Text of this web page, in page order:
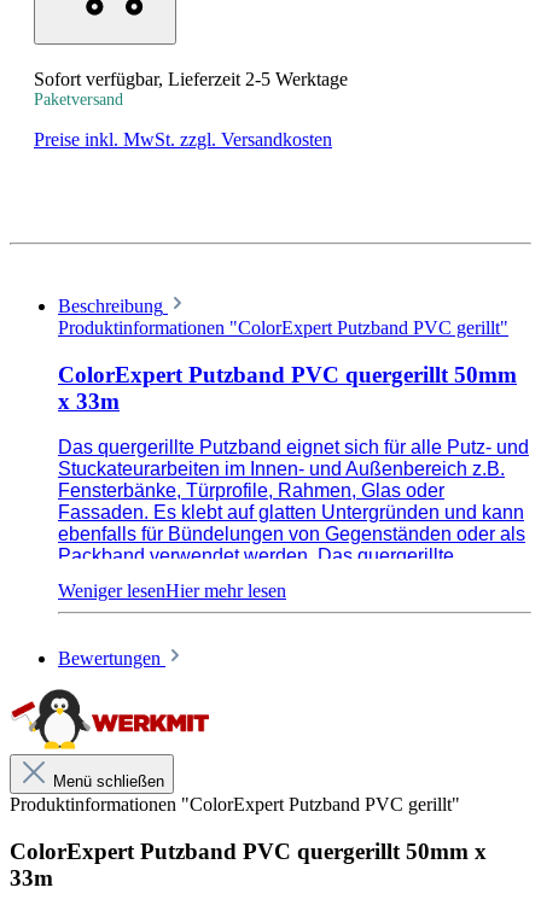
Sofort verfügbar, Lieferzeit 2-5 Werktage
Paketversand
Preise inkl. MwSt. zzgl. Versandkosten
Beschreibung
Produktinformationen "ColorExpert Putzband PVC gerillt"
ColorExpert Putzband PVC quergerillt 50mm
x 33m
Das quergerillte Putzband eignet sich für alle Putz- und
Stuckateurarbeiten im Innen- und Außenbereich z.B.
Fensterbänke, Türprofile, Rahmen, Glas oder
Fassaden. Es klebt auf glatten Untergründen und kann
ebenfalls für Bündelungen von Gegenständen oder als
Packband verwendet werden. Das quergerillte
Abrisskanten. Aufgrund der UV- und
Temperaturbständigkeit lässt es sich problemlos bei
bei verwitterten PVC-Untergründen!
Bewertungen
Menü schließen
Produktinformationen "ColorExpert Putzband PVC gerillt"
ColorExpert Putzband PVC quergerillt 50mm x
33m